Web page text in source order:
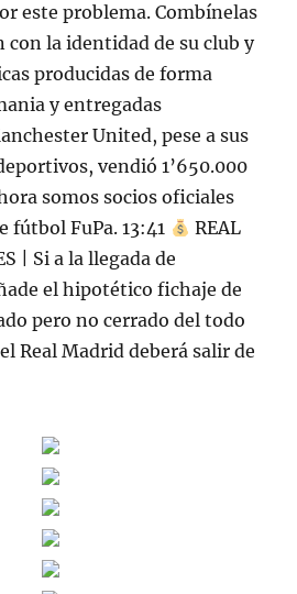
este problema. Combínelas
con la identidad de su club y
producidas de forma
y entregadas
United, pese a sus
vendió 1’650.000
somos socios oficiales
fútbol FuPa. 13:41
REAL
| Si a la llegada de
el hipotético fichaje de
pero no cerrado del todo
Real Madrid deberá salir de